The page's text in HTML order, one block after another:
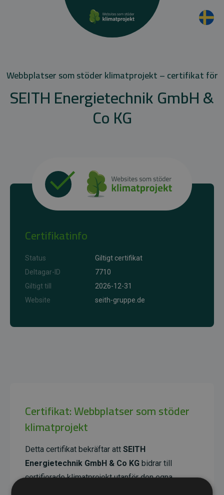
Webbplatser som stöder klimatprojekt – certifikat för
SEITH Energietechnik GmbH &
Co KG
Certifikatinfo
Status
Giltigt certifikat
Deltagar-ID
7710
Giltigt till
2026-12-31
Website
seith-gruppe.de
Certifikat: Webbplatser som stöder
klimatprojekt
Detta certifikat bekräftar att SEITH
Energietechnik GmbH & Co KG bidrar till
certifierade klimatprojekt utanför den egna